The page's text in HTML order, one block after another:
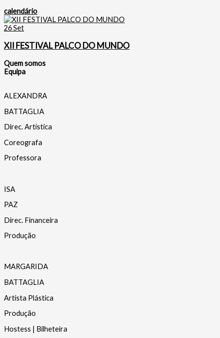
calendário
26Set
XII FESTIVAL PALCO DO MUNDO
Quem somos
Equipa
ALEXANDRA
BATTAGLIA
Direc. Artística
Coreografa
Professora
ISA
PAZ
Direc. Financeira
Produção
MARGARIDA
BATTAGLIA
Artista Plástica
Produção
Hostess | Bilheteira